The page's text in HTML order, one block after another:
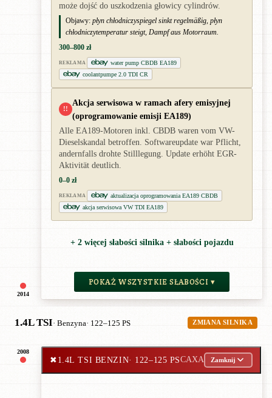
2014
może dojść do uszkodzenia głowicy cylindrów.
Objawy: płyn chłodniczyspiegel sinkt regelmäßig, płyn
chłodniczytemperatur steigt, Dampf aus Motorraum.
300–800 zł
REKLAMA
water pump CBDB EA189
coolantpumpe 2.0 TDI CR
!!
Akcja serwisowa w ramach afery emisyjnej
(oprogramowanie emisji EA189)
Alle EA189-Motoren inkl. CBDB waren vom VW-
Dieselskandal betroffen. Softwareupdate war Pflicht,
andernfalls drohte Stilllegung. Update erhöht EGR-
Aktivität deutlich.
0–0 zł
REKLAMA
aktualizacja oprogramowania EA189 CBDB
akcja serwisowa VW TDI EA189
+ 2 więcej słabości silnika + słabości pojazdu
POKAŻ WSZYSTKIE SŁABOŚCI ▾
1.4L TSI· Benzyna· 122–125 PS ZMIANA SILNIKA
2008
✖1.4L TSI BENZIN· 122–125 PSCAXA Zamknij